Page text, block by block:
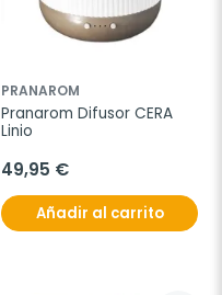
PRANAROM
Pranarom Difusor CERA
Linio
49,95 €
Añadir al carrito